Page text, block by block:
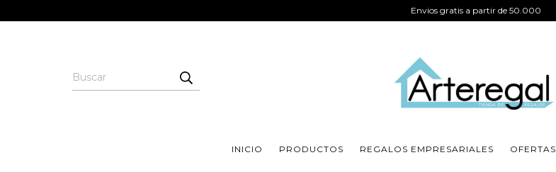
Envios gratis a partir de 50.000
INICIO PRODUCTOS REGALOS EMPRESARIALES OFERTAS